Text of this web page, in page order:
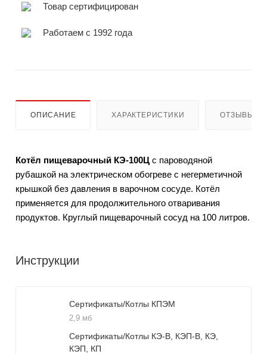
Товар сертифицирован
Работаем с 1992 года
ОПИСАНИЕ ХАРАКТЕРИСТИКИ ОТЗЫВЫ
Котёл пищеварочный КЭ-100Ц с пароводяной
рубашкой на электрическом обогреве с негерметичной
крышкой без давления в варочном сосуде. Котёл
применяется для продолжительного отваривания
продуктов. Круглый пищеварочный сосуд на 100 литров.
Инструкции
Сертификаты/Котлы КПЭМ
2,9 мб
Сертификаты/Котлы КЭ-В, КЭП-В, КЭ,
КЭП, КП